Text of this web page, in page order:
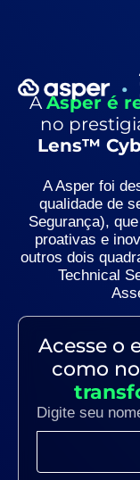
AAsper é
no
Lens™
A Asper foi
qualidade de
Segurança),
proativas e
outros dois
Technical
Acesse o
como
Digite seu